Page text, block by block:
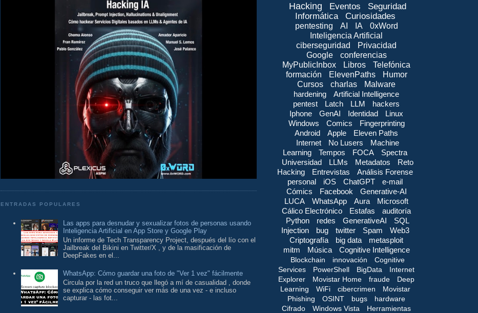
ENTRADAS POPULARES
Las apps para desnudar y sexualizar fotos de personas usando
Inteligencia Artificial en App Store y Google Play
Un informe de Tech Transparency Project, después del lío con el
Jailbreak del Bikini en Twitter/X , y de la masificación de
DeepFakes en el...
WhatsApp: Cómo guardar una foto de "Ver 1 vez" fácilmente
Circula por la red un truco que llegó a mí de casualidad , donde
se explica cómo conseguir ver más de una vez - e incluso
capturar - las fot...
Hacking Eventos
Seguridad
Informática
Curiosidades
pentesting AI IA
0xWord
Inteligencia Artificial
ciberseguridad
Privacidad
Google
conferencias
MyPublicInbox
Libros
Telefónica
formación
ElevenPaths
Humor
Cursos
charlas
Malware
hardening
Artificial Intelligence
pentest
Latch LLM
hackers
Iphone
GenAI Identidad
Linux
Windows
Comics
Fingerprinting
Android
Apple
Eleven Paths
Internet
No Lusers
Machine
Learning
Tempos FOCA
Spectra
Universidad
LLMs Metadatos
Reto
Hacking
Entrevistas
Análisis Forense
personal
iOS ChatGPT
e-mail
Cómics
Facebook
Generative-AI
LUCA
WhatsApp Aura
Microsoft
Cálico Electrónico
Estafas
auditoría
Python
redes GenerativeAI
SQL
Injection
bug twitter Spam
Web3
Criptografía
big data
metasploit
mitm
Música Cognitive Intelligence
Blockchain innovación
Cognitive
Services
PowerShell BigData
Internet
Explorer
Movistar Home fraude
Deep
Learning
WiFi cibercrimen
Movistar
Phishing
OSINT bugs
hardware
Cifrado
Windows Vista
Herramientas